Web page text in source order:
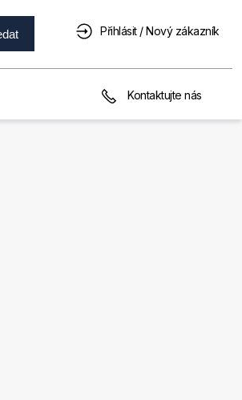
Přihlásit / Nový zákazník
Kontaktujte nás